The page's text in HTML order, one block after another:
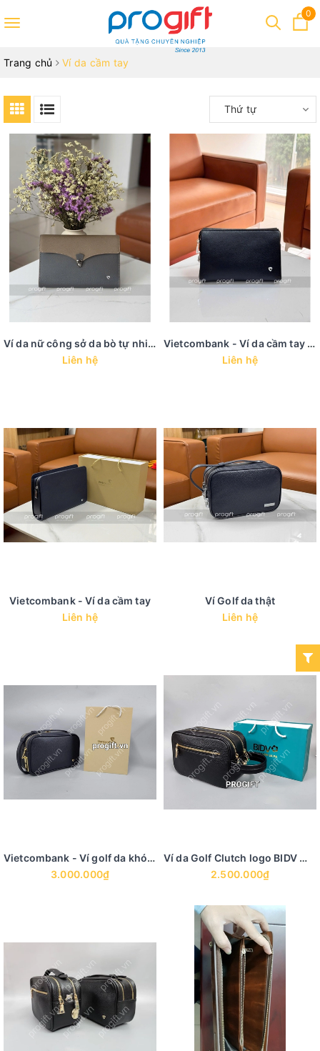
Toggle
0
Trang chủ Ví da cầm tay
Thứ tự
Ví da nữ công sở da bò tự nhiên
Liên hệ
Vietcombank - Ví da cầm tay da thật da bò tự nhiên
Liên hệ
Vietcombank - Ví da cầm tay
Liên hệ
Ví Golf da thật
Liên hệ
Vietcombank - Ví golf da khóa vân tay
3.000.000₫
Ví da Golf Clutch logo BIDV mạ vàng
2.500.000₫